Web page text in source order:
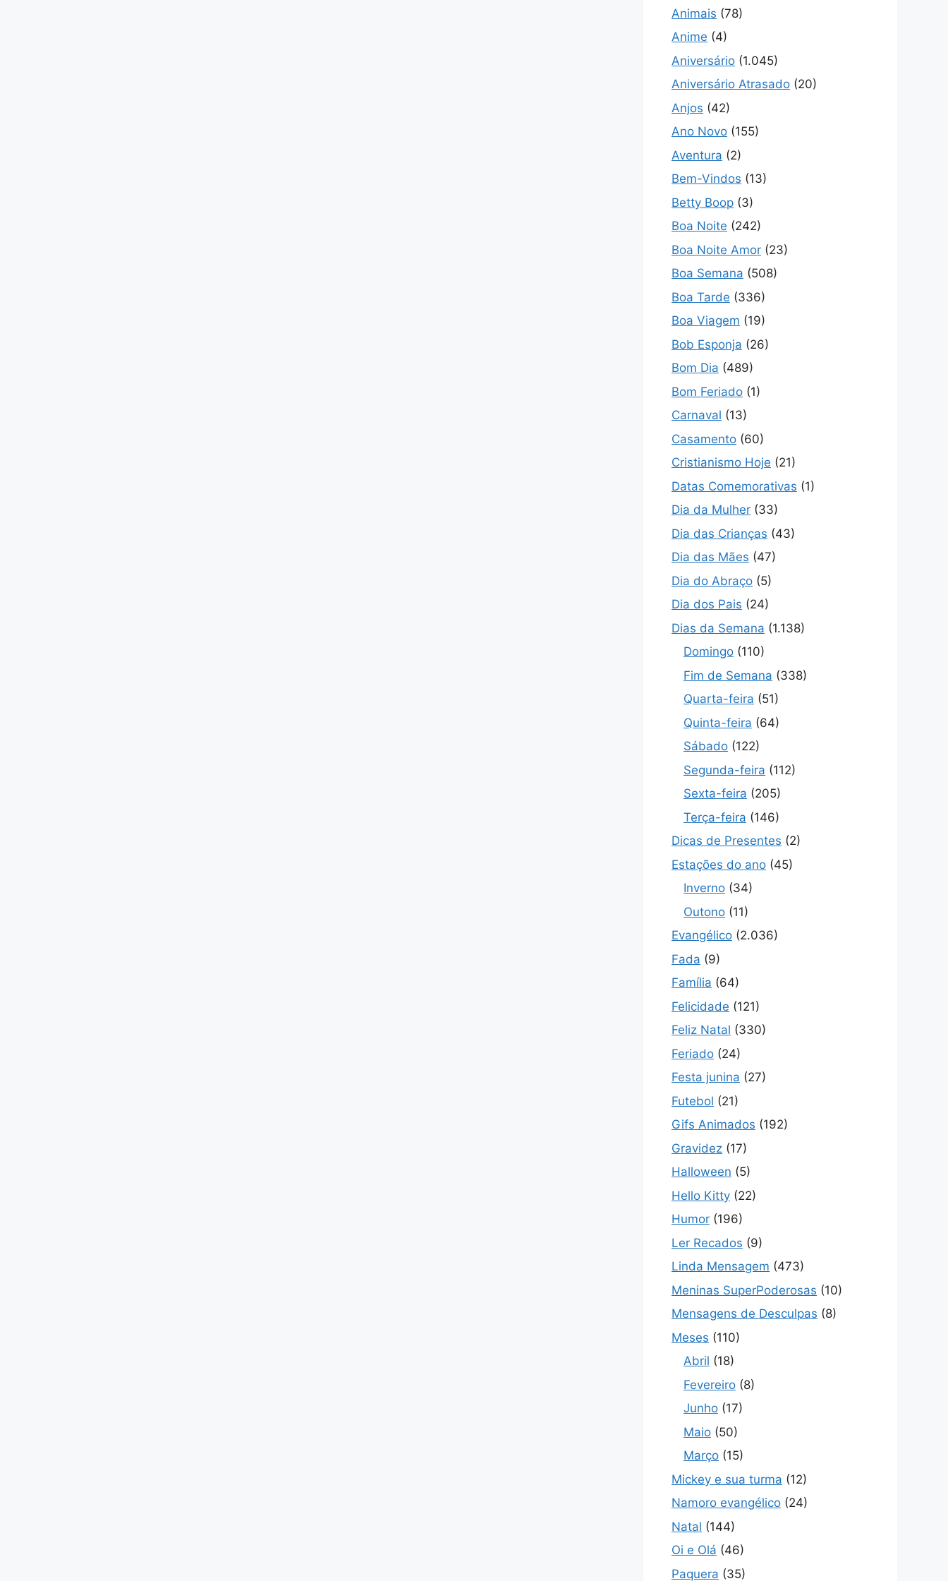
Animais (78)
Anime (4)
Aniversário (1.045)
Aniversário Atrasado (20)
Anjos (42)
Ano Novo (155)
Aventura (2)
Bem-Vindos (13)
Betty Boop (3)
Boa Noite (242)
Boa Noite Amor (23)
Boa Semana (508)
Boa Tarde (336)
Boa Viagem (19)
Bob Esponja (26)
Bom Dia (489)
Bom Feriado (1)
Carnaval (13)
Casamento (60)
Cristianismo Hoje (21)
Datas Comemorativas (1)
Dia da Mulher (33)
Dia das Crianças (43)
Dia das Mães (47)
Dia do Abraço (5)
Dia dos Pais (24)
Dias da Semana (1.138)
Domingo (110)
Fim de Semana (338)
Quarta-feira (51)
Quinta-feira (64)
Sábado (122)
Segunda-feira (112)
Sexta-feira (205)
Terça-feira (146)
Dicas de Presentes (2)
Estações do ano (45)
Inverno (34)
Outono (11)
Evangélico (2.036)
Fada (9)
Família (64)
Felicidade (121)
Feliz Natal (330)
Feriado (24)
Festa junina (27)
Futebol (21)
Gifs Animados (192)
Gravidez (17)
Halloween (5)
Hello Kitty (22)
Humor (196)
Ler Recados (9)
Linda Mensagem (473)
Meninas SuperPoderosas (10)
Mensagens de Desculpas (8)
Meses (110)
Abril (18)
Fevereiro (8)
Junho (17)
Maio (50)
Março (15)
Mickey e sua turma (12)
Namoro evangélico (24)
Natal (144)
Oi e Olá (46)
Paquera (35)